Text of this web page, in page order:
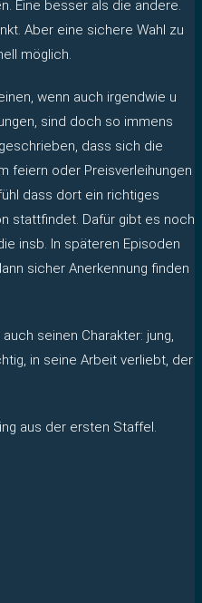
Eine besser als die andere.
Aber eine sichere Wahl zu
möglich.
wenn auch irgendwie u
sind doch so immens
dass sich die
feiern oder Preisverleihungen
dass dort ein richtiges
stattfindet. Dafür gibt es noch
insb. In späteren Episoden
sicher Anerkennung finden
seinen Charakter: jung,
in seine Arbeit verliebt, der
aus der ersten Staffel.